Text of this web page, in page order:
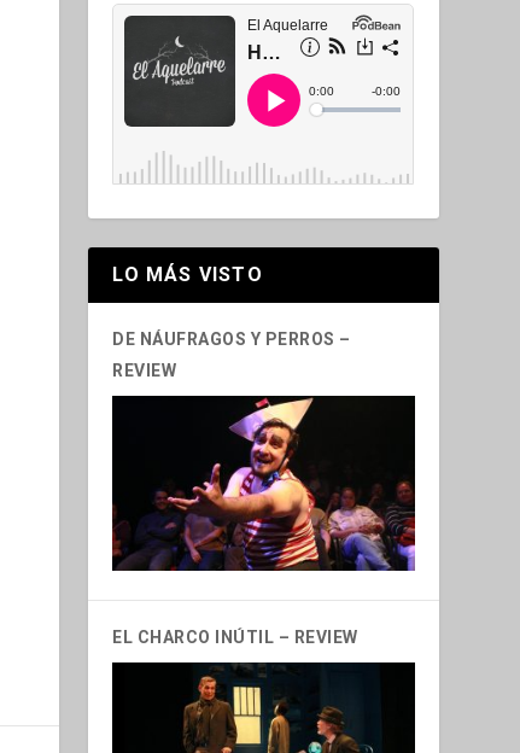
LO MÁS VISTO
DE NÁUFRAGOS Y PERROS –
REVIEW
EL CHARCO INÚTIL – REVIEW